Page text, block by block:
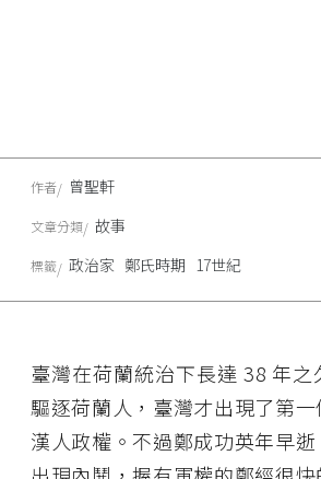
臺灣在荷蘭統治下長達 38 年
驅逐荷蘭人，臺灣才出現了第
漢人政權。不過鄭成功英年早
作者 曾聖軒
文章分類 故事
標籤 政治家 鄭氏時期 17世紀